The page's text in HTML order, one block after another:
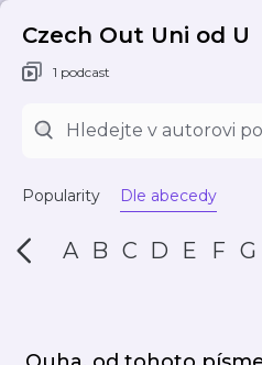
Czech Out Uni od U
1 podcast
Popularity Dle abecedy
A B C D E F G